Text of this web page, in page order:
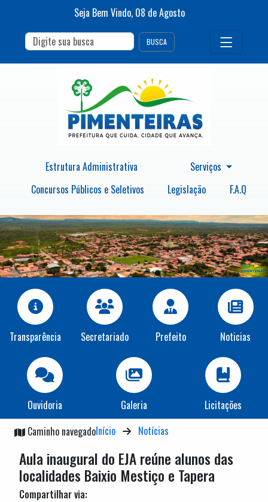
Seja Bem Vindo, 08 deAgosto
BUSCA
Estrutura Administrativa
Serviços
Concursos Públicos e Seletivos
Legislação F.A.Q
Transparência Secretariado Prefeito Noticias
Ouvidoria Galeria
Licitações
Caminho navegadoInício Notícias
Aula inaugural do EJA reúne alunos das
localidades Baixio Mestiço e Tapera
Compartilhar via: